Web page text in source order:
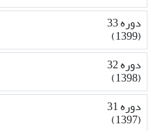
دوره 33
(1399)
دوره 32
(1398)
دوره 31
(1397)